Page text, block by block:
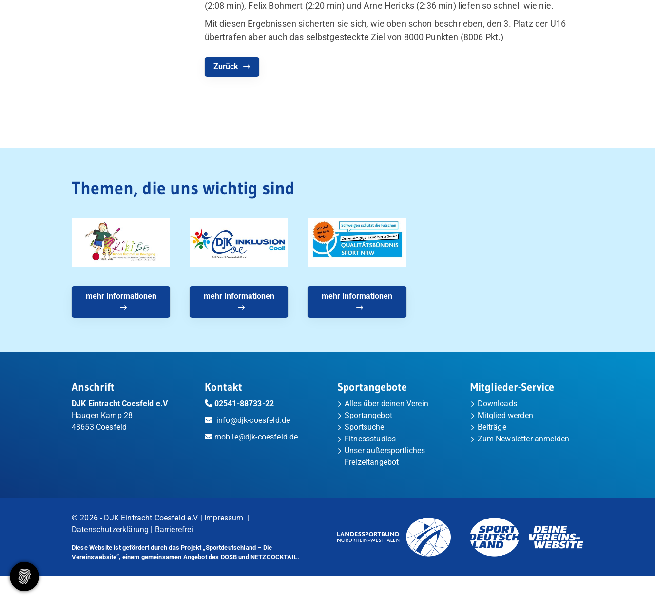
(2:08 min), Felix Bohmert (2:20 min) und Arne Hericks (2:36 min) liefen so schnell wie nie.
Mit diesen Ergebnissen sicherten sie sich, wie oben schon beschrieben, den 3. Platz der U16
übertrafen aber auch das selbstgesteckte Ziel von 8000 Punkten (8006 Pkt.)
Zurück
Themen, die uns wichtig sind
mehr Informationen mehr Informationen mehr Informationen
Anschrift
DJK Eintracht Coesfeld e.V
Haugen Kamp 28
48653 Coesfeld
Kontakt
02541-88733-22
info@djk-coesfeld.de
mobile@djk-coesfeld.de
Sportangebote
Alles über deinen Verein
Sportangebot
Sportsuche
Fitnessstudios
Unser außersportliches
Freizeitangebot
Mitglieder-Service
Downloads
Mitglied werden
Beiträge
Zum Newsletter anmelden
© 2026 - DJK Eintracht Coesfeld e.V | Impressum
Datenschutzerklärung
Barrierefrei
Diese Website ist gefördert durch das Projekt „Sportdeutschland – Die
Vereinswebsite”, einem gemeinsamen Angebot des DOSB und NETZCOCKTAIL.